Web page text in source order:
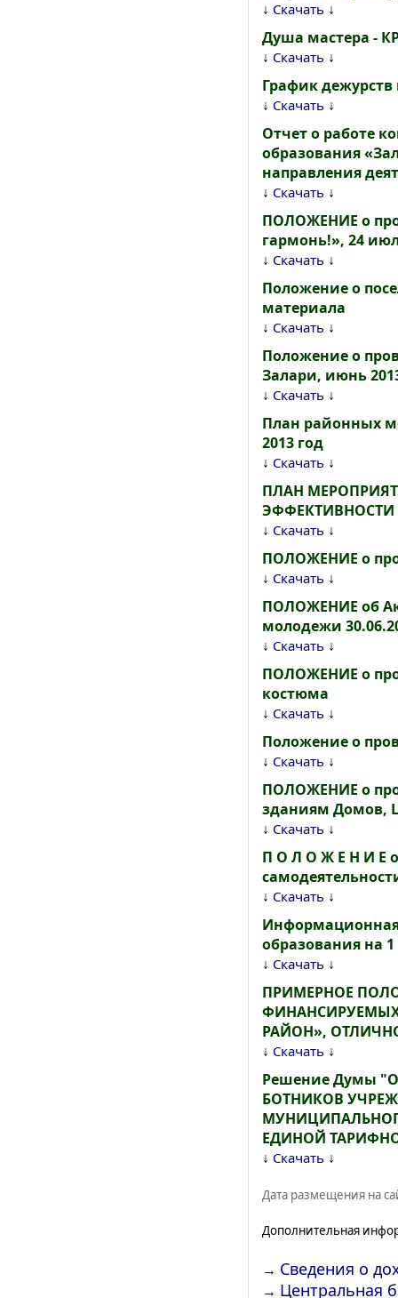
↓ Скачать ↓
Душа мастера -
↓ Скачать ↓
График
↓ Скачать ↓
Отчет о работе
образования
направления
↓ Скачать ↓
ПОЛОЖЕНИЕ о
гармонь!», 24
↓ Скачать ↓
Положение о
материала
↓ Скачать ↓
Положение о
Залари, июнь
↓ Скачать ↓
План районных
2013 год
↓ Скачать ↓
ПЛАН
ЭФФЕКТИВНОСТИ
↓ Скачать ↓
ПОЛОЖЕНИЕ о
↓ Скачать ↓
ПОЛОЖЕНИЕ об
молодежи
↓ Скачать ↓
ПОЛОЖЕНИЕ о
костюма
↓ Скачать ↓
Положение о
↓ Скачать ↓
ПОЛОЖЕНИЕ о
зданиям Домов,
↓ Скачать ↓
П О Л О Ж Е Н И Е
↓ Скачать ↓
Информационная
образования на 1
↓ Скачать ↓
ПРИМЕРНОЕ
РАЙОН»,
↓ Скачать ↓
Решение Думы
БОТНИКОВ
ЕДИНОЙ
↓ Скачать ↓
Дата размещения на
Дополнительная
→ Сведения о
→ Центральная